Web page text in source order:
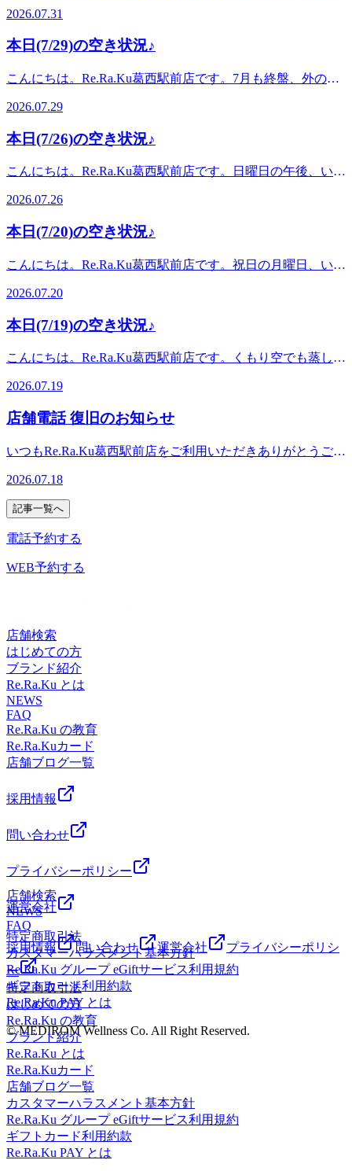
03-6808-0869
で、ぜひお気軽にお問い合わせください。※リラクグループ
間をいただくため、お会計まで含めて施術時間＋20分ほどお
間〉＜平日＞12:30～21:00＜土日祝＞11:30～20:00〈住所〉東
6808-0869
枠が多めにございますので、気になっていたオプションを選
びやすい日でもあります。爽快ヘッドスパやハンドケアな
ど、その日のお疲れに合わせて組み合わせもご相談ください
ませ。本日は以下のお時間でご案内が可能です。12:50～
17:30 / 19:40～19:50月曜日のうちに足元をすっきり整えて、
ぜひお早めに空き状況をご確認くださいませ。こちらは現時
セルにより、ご案内できる時間が増える可能性がございま
お問い合わせくださいませ。※コース内容やご案内時間は、
ープご利用のお客様は、注意事項の確認、会員情報登録のお
時間を頂くため、会計まで含めて施術時間+20分のお時間を
頂戴しています。Re.Ra.Ku 葛西駅前店〈営業時間〉＜平日
＞12時半～21時＜土日祝日＞11時半～20時〈住所〉東京都江
戸川区中葛西5-42-3 ソレイユプラザ2F〈電話〉03-6808-0869
外の暑さと冷房の冷え込みで、肩くびまわりや腰まわりが重
く感じやすい時期ですね。本日のおすすめは、長めにしっか
りケアしたい方にぴったりの「Wリフレッシュ80分」です。
わせて、上半身も下半身もゆっくり整えていきます。短いコ
ースでは少し物足りない方、月末のお疲れを週末前にリセッ
可能です。12:30～16:50 / 18:50～19:50金曜日のうちにお身体
をゆるめて、週末を心地よく迎えませんか。長めのコースを
ご希望の方は、ご予定が合うお時間をぜひお早めにご確認く
客様のご予約変更やキャンセルにより、ご案内できる時間が
がございますので、ぜひお問い合わせくださいませ。※コー
ざいます。※リラクグループご利用のお客様は、注意事項の
術時間+20分のお時間を頂戴しています。Re.Ra.Ku 葛西駅前
店〈営業時間〉＜平日＞12時半～21時＜土日祝日＞11時半～
20時〈住所〉東京都江戸川区中葛西5-42-3 ソレイユプラザ
2F〈電話〉03-6808-0869ご予約はこちら
https://reraku.jp/studio/kasai/booking
2026.07.31
本日(7/29)の空き状況♪
こんにちは。Re.Ra.Ku葛西駅前店です。7月も終盤、外の暑
ね。気づかないうちに肩や腰に力が入り、夕方頃にどっと疲
れを感じる方もいらっしゃるのではないでしょうか。本日は
おかげさまでご予約枠がかなり埋まっており、ご案内できる
ラッキーな本日の空き枠は、以下のお時間です。19:10～
19:50お仕事帰りや一日の終わりに、ボディケアで少しお身
に空き状況をご確認くださいませ。こちらは現時点の空き状
況です。急遽、他のお客様のご予約変更やキャンセルによ
り、ご案内できる時間が増える可能性がございます。ご予約
せくださいませ。※リラクグループご利用のお客様は、注意
めて施術時間+20分のお時間を頂戴しています。Re.Ra.Ku 葛
時半～20時〈住所〉東京都江戸川区中葛西5-42-3 ソレイユプ
2026.07.29
本日(7/26)の空き状況♪
こんにちは。Re.Ra.Ku葛西駅前店です。日曜日の午後、いか
たりと、少し落ち着かないお天気ですね。外は荒れ気味で
も、駅近でほっとひと息つける時間を作ってみませんか。す
っきり気分転換したい方には、本日は爽快ヘッドスパがおす
～18:50雨が落ち着いたタイミングや、お出かけの合間、週
末の締めくくりに。涼やかなリフレッシュ時間を過ごしませ
軽にお立ち寄りくださいませ。ご来店の際は、足元にお気を
つけてお越しくださいませ。こちらは現時点の空き状況で
す。急遽、他のお客様のご予約変更やキャンセルにより、ご
調整もできる場合がございますので、ぜひお問い合わせくだ
確認、会員情報登録のお時間を頂くため、会計まで含めて施
店〈営業時間〉＜平日＞12時半～21時＜土日祝日＞11時半～
2F〈電話〉03-6808-0869ご予約はこちら
https://reraku.jp/studio/kasai/booking
2026.07.26
本日(7/20)の空き状況♪
こんにちは。Re.Ra.Ku葛西駅前店です。祝日の月曜日、いか
わり・腰まわりにお疲れが出やすい時期です。本日は、以下
のお時間にご案内が可能です。12:40～13:30 / 16:10～18:50肩
こりや腰の疲れ、全身の重だるさが気になる方は、祝日のう
で、お買い物やお出かけの前後にもぜひお立ち寄りください
ませ。こちらは現時点の空き状況です。 急遽他のお客様の
可能性がございます。ご予約時間の調整ができる場合もあり
ますので、ぜひお問い合わせくださいませ。ご予約はこちら
https://reraku.jp/studio/kasai/booking※リラクグループを初めて
を頂くため、会計まで含めて施術時間+20分のお時間を頂戴
時半～21時 ＜土日祝日＞11時半～20時〈住所〉 東京都江戸
2026.07.20
本日(7/19)の空き状況♪
こんにちは。Re.Ra.Ku葛西駅前店です。くもり空でも蒸し暑
で、肩まわり・腰まわりにお疲れが出やすい時期です。本日
は、リラク系ボディケア60分で以下のお時間にご案内が可能
です。11:40～14:50 / 17:00～18:50肩こりや腰の疲れ、全身の
ませんか。 葛西駅から徒歩1分ですので、お買い物やお出か
けの前後にもぜひお立ち寄りくださいませ。こちらは現時点
の空き状況です。 急遽他のお客様のご予約変更やキャンセ
ルにより、ご案内できる時間が増える可能性がございます。
ご予約時間の調整ができる場合もありますので、ぜひお問い
合わせくださいませ。ご予約はこちら
ご利用のお客様は、注意事項の確認、会員情報登録のお時間
川区中葛西5-42-3 ソレイユプラザ2F〈電話〉 03-6808-0869
2026.07.19
店舗電話 復旧のお知らせ
いつもRe.Ra.Ku葛西駅前店をご利用いただきありがとうござ
しておりましたが、現在は復旧し、通常どおりお電話でのお
問い合わせ・ご予約をお受けしております。ご心配、ご協力
いただきありがとうございました。皆さまのご来店をスタッ
フ一同、心よりお待ちしております😊
2026.07.18
記事一覧へ
電話予約する
WEB予約する
店舗検索
はじめての方
ブランド紹介
Re.Ra.Ku とは
NEWS
FAQ
Re.Ra.Ku の教育
Re.Ra.Kuカード
店舗ブログ一覧
採用情報
問い合わせ
プライバシーポリシー
運営会社
特定商取引法
カスタマーハラスメント基本方針
Re.Ra.Ku グループ eGiftサービス利用規約
ギフトカード利用約款
Re.Ra.Ku PAY とは
© MEDIROM Wellness Co. All Right Reserved.
店舗検索
NEWS
FAQ
採用情報
問い合わせ 運営会社
プライバシーポリシ
ー
特定商取引法
はじめての方
Re.Ra.Ku の教育
ブランド紹介
Re.Ra.Ku とは
Re.Ra.Kuカード
店舗ブログ一覧
カスタマーハラスメント基本方針
Re.Ra.Ku グループ eGiftサービス利用規約
ギフトカード利用約款
Re.Ra.Ku PAY とは